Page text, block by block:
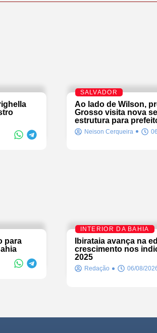
SALVADOR
Ao lado de Wilson,
Grosso visita nova
estrutura para
Neison Cerqueira
para
INTERIOR DA BAHIA
Ibirataia avança na
crescimento nos
2025
Redação 06/08/